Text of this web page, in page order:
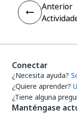
Anterior
Conectar
¿Necesita ayuda?
¿Quiere aprender?
¿Tiene alguna
Manténgase